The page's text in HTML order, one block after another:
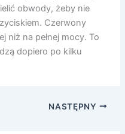
obwody, żeby nie
Czerwony
niż na pełnej mocy. To
dopiero po kilku
NASTĘPNY